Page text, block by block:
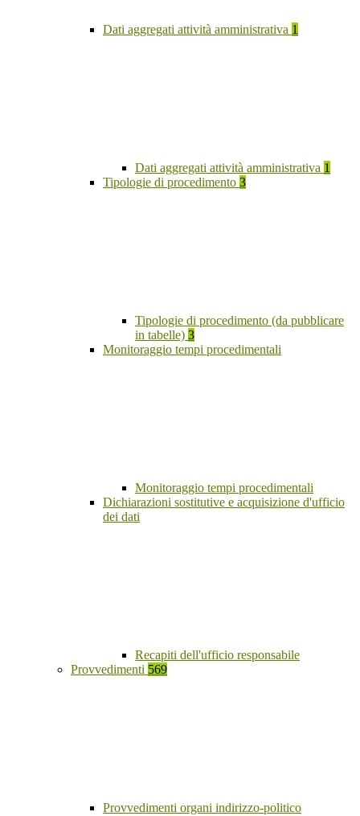
Dati aggregati attività amministrativa 1
Dati aggregati attività amministrativa 1
Tipologie di procedimento 3
Tipologie di procedimento (da pubblicare
in tabelle) 3
Monitoraggio tempi procedimentali
Monitoraggio tempi procedimentali
Dichiarazioni sostitutive e acquisizione d'ufficio
dei dati
Recapiti dell'ufficio responsabile
Provvedimenti 569
Provvedimenti organi indirizzo-politico